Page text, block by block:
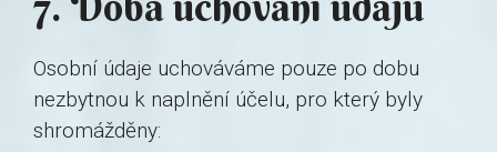
Osobní údaje uchováváme pouze po dobu
nezbytnou k naplnění účelu, pro který byly
shromážděny: